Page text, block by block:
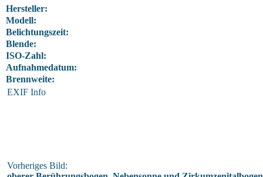
Hersteller:
Modell:
Belichtungszeit:
Blende:
ISO-Zahl:
Aufnahmedatum:
Brennweite:
EXIF Info
Vorheriges Bild: